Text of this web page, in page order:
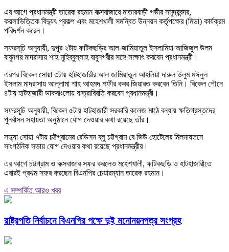
এর আগে প্রধানমন্ত্রী তারেক রহমান কক্সবাজারে মাতারবাড়ী গভীর সমুদ্রবন্দর,
কয়লাভিত্তিক বিদ্যুৎ প্রকল্প এবং মহেশখালী সমন্বিত উন্নয়ন কর্তৃপক্ষের (মিডা) কার্যক্রম
পরিদর্শন করেন।
সফরসূচি অনুযায়ী, দুপুর ২টায় ফটিকছড়ির আল-জামিয়াতুল ইসলামিয়া আজিজুল উলম
বাবুনগর মাদরাসায় শাহ মুহিব্বুল্লাহ বাবুনগরীর সঙ্গে সাক্ষাৎ করবেন প্রধানমন্ত্রী।
এরপর বিকেল সোয়া ৩টায় হাটহাজারীর আল জামিয়াতুল আহলিয়া দারুল উলুম মঈনুল
ইসলাম মাদরাসায় আল্লামা শাহ আহমদ শফীর কবর জিয়ারত করবেন তিনি। বিকেল পৌনে
৪টায় হাটহাজারী ডাকবাংলোয় যাত্রাবিরতি করবেন প্রধানমন্ত্রী।
সফরসূচি অনুযায়ী, বিকেল ৫টায় হাটহাজারী সরকারি কলেজ মাঠে বন্যায় ক্ষতিগ্রস্তদের
পুনর্বাসন সহায়তা অনুষ্ঠানে যোগ দেওয়ার কথা রয়েছে তাঁর।
সন্ধ্যা সোয়া ৭টায় চট্টগ্রামের রেডিসন ব্লু চট্টগ্রাম বে ভিউ হোটেলের মিলনায়তনে
সাংগঠনিক সভায় যোগ দেওয়ার কথা রয়েছে প্রধানমন্ত্রীর।
এর আগে চট্টগ্রাম ও কক্সবাজার সফর করলেও মহেশখালী, ফটিকছড়ি ও হাটহাজারীতে
এবারই প্রথম সফর করছেন বিএনপির চেয়ারম্যান তারেক রহমান।
এ সম্পর্কিত আরও খবর
রাষ্ট্রপতি নির্বাচনে বিএনপির পক্ষে দুই মনোনয়নপত্র সংগ্রহ